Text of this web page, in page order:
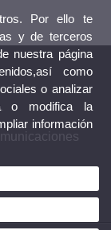
Por ello te
y de terceros
nuestra página
como
o analizar
o modifica la
información